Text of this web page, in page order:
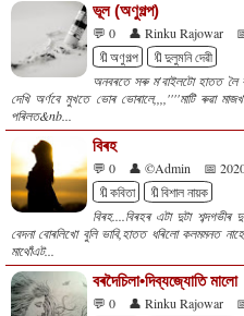
ভূল (অণুগল্প)
💬 0 👤 Rinku Rajowar
🔖অণুগল্প
🔖দুলুমনি দেৱী
অনবৰতে সৰু ম'বাইলটো হাতত লৈ
দেখি অৰ্ণবে মুখতে ভোৰ ভোৰালে,,,,''''মাটি ৰুৱা
পৰিলত&nb...
বিৰহ
💬 0 👤 ©Admin
📅
🔖কবিতা
🔖বিশাল নায়ক
বিৰহ....বিৰহৰ এটা দুটা শব্দগভীৰ
বেদনা বোৰলিখো বুলি ভাবি,হাতত ধৰিলো কলমমনত
মাথোঁএট...
বৰদৈচিলা•দিব্যজ্যোতি মালো
💬 0 👤 Rinku Rajowar